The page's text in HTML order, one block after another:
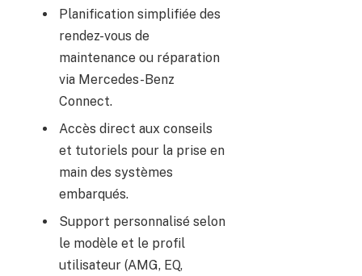
Planification simplifiée des
rendez-vous de
maintenance ou réparation
via Mercedes-Benz
Connect.
Accès direct aux conseils
et tutoriels pour la prise en
main des systèmes
embarqués.
Support personnalisé selon
le modèle et le profil
utilisateur (AMG, EQ,